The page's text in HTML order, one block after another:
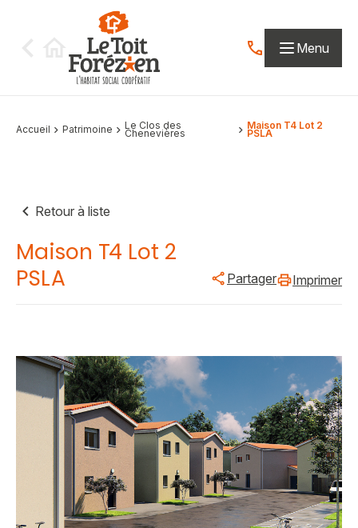
Contactez-nous
Menu
Accueil Patrimoine Le Clos des
Chenevières
Maison T4 Lot 2
PSLA
Retour à liste
Maison T4 Lot 2
PSLA
Partager Imprimer